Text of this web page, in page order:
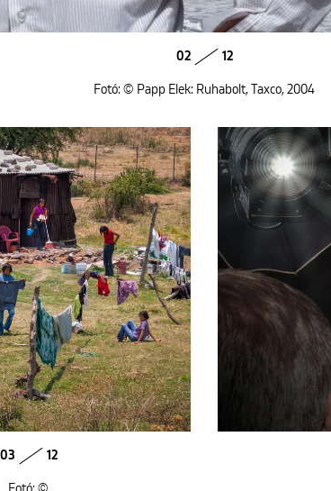
02 12
Fotó: © Papp Elek: Ruhabolt, Taxco, 2004
03 12